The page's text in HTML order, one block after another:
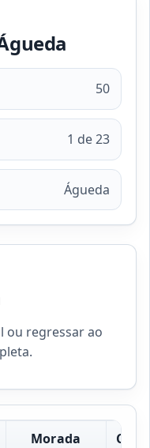
50
1 de 23
Águeda
ou regressar ao
Morada